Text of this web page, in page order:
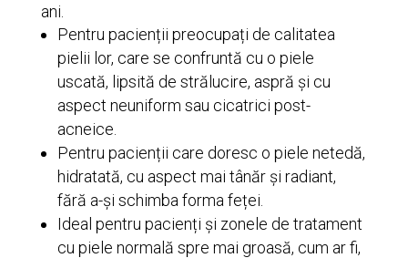
ani.
Pentru pacienții preocupați de calitatea
pielii lor, care se confruntă cu o piele
uscată, lipsită de strălucire, aspră și cu
aspect neuniform sau cicatrici post-
acneice.
Pentru pacienții care doresc o piele netedă,
hidratată, cu aspect mai tânăr și radiant,
fără a-și schimba forma feței.
Ideal pentru pacienți și zonele de tratament
cu piele normală spre mai groasă, cum ar fi,